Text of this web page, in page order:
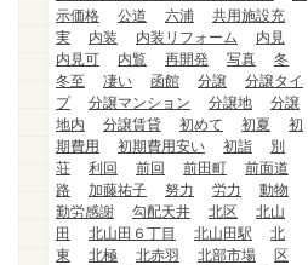
示価格
公道 六浦
共用施設充
実
内装 内装リフォーム
内見
内見可
内覧 再開発 写真
冬
冬至
凄い 函館 分譲
分譲タイ
プ
分譲マンション 分譲地
分譲
地内
分譲賃貸 初めて 初夏
初
期費用
初期費用安い 初詣
別
荘
利回 前回 前田町
前面道
路
加藤祐子 努力 労力
動物
勤労感謝
勾配天井 北区
北山
田
北山田６丁目 北山田駅
北
東
北極 北赤羽 北部市場
区